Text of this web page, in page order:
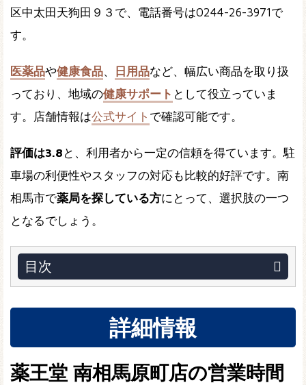
区中太田天狗田９３で、電話番号は0244-26-3971で
す。
医薬品や健康食品、 日用品など、幅広い商品を取り扱
っており、地域の健康サポート として役立っていま
す。店舗情報は公式サイト で確認可能です。
評価は3.8 と、利用者から一定の信頼を得ています。駐
車場の利便性やスタッフの対応も比較的好評です。南
相馬市で薬局を探している方にとって、選択肢の一つ
となるでしょう。
目次
詳細情報
薬王堂 南相馬原町店の営業時間